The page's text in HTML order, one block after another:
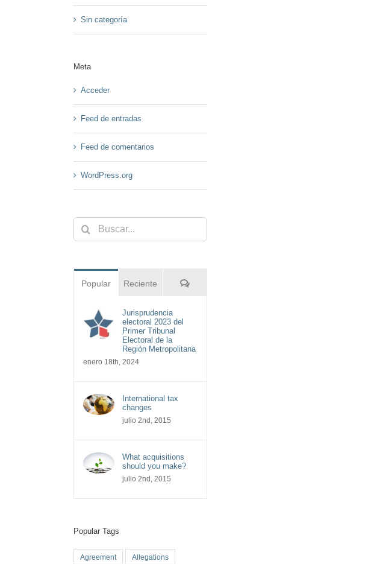
Sin categoría
Meta
Acceder
Feed de entradas
Feed de comentarios
WordPress.org
Buscar:
Popular Reciente Comentarios
Jurisprudencia
electoral 2023 del
Primer Tribunal
Electoral de la
Región Metropolitana
enero 18th, 2024
International tax
changes
julio 2nd, 2015
What acquisitions
should you make?
julio 2nd, 2015
Popular Tags
Agreement Allegations